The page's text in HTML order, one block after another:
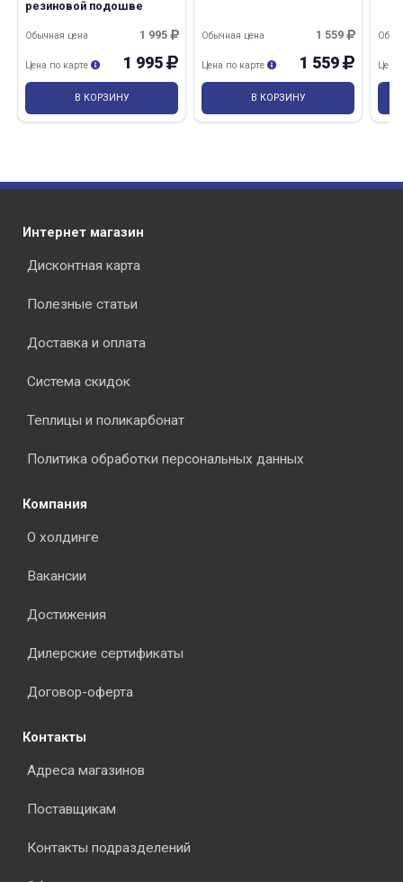
резиновой подошве
1 995
Обычная цена
1 995
Цена по карте
В КОРЗИНУ
1 559
Обычная цена
1 559
Цена по карте
В КОРЗИНУ
Цена
Интернет магазин
Дисконтная карта
Полезные статьи
Доставка и оплата
Система скидок
Теплицы и поликарбонат
Политика обработки персональных данных
Компания
О холдинге
Вакансии
Достижения
Дилерские сертификаты
Договор-оферта
Контакты
Адреса магазинов
Поставщикам
Контакты подразделений